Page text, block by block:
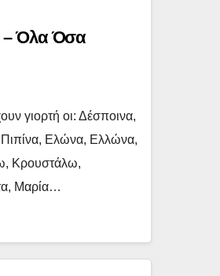
– Όλα Όσα
γιορτή οι: Δέσποινα,
Ελώνα, Ελλώνα,
Κρουστάλω,
Μαρία…